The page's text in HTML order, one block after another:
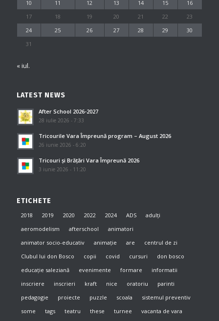
10
11 12 13 14 15
16
17
18 19 20 21 22
23
24
25 26 27 28 29
30
31
« iul.
LATEST NEWS
After School 2026-2027
28 iulie 2026 - 7:33
Tricourile Vara Împreună program – August 2026
26 iunie 2026 - 6:20
Tricouri și Brățări Vara Împreună 2026
3 iunie 2026 - 11:20
ETICHETE
2018 2019 2020 2022 2024 ADS
adulți
aeromodelism
afterschool
animatori
animator socio-educativ
animație are
centrul de zi
Clubul lui don Bosco
copii covid cursuri
don bosco
educație saleziană
evenimente formare
informatii
inscriere
inscrieri kraft nice oratoriu
parinti
pedagogie
proiecte puzzle scoala
sistemul preventiv
some
tags teatru these turnee
vacanta de vara